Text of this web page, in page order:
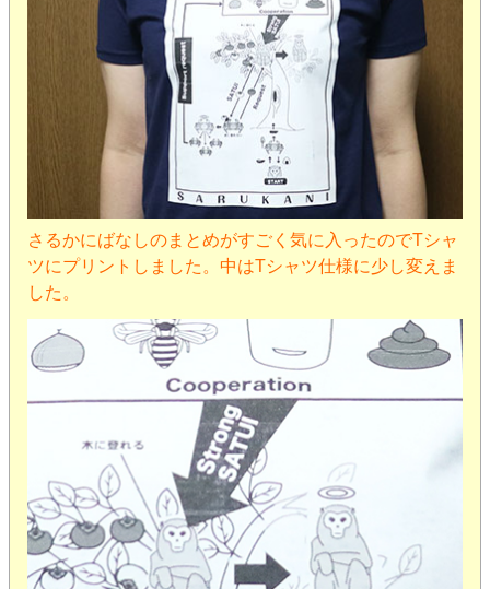
さるかにばなしのまとめがすごく気に入ったのでTシャ
ツにプリントしました。中はTシャツ仕様に少し変えま
した。